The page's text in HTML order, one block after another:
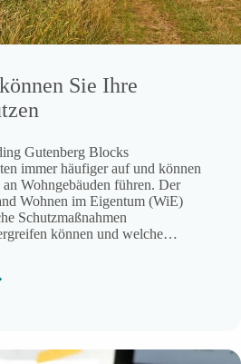
Sie Ihre
Gutenberg Blocks
immer häufiger auf und können
Wohngebäuden führen. Der
Wohnen im Eigentum (WiE)
Schutzmaßnahmen
können und welche
in